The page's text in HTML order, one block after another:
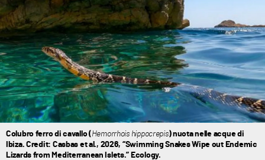
Colubro ferro di cavallo ( Hemorrhois hippocrepis) nuota nelle acque di
Ibiza. Credit: Casbas et al., 2026, “Swimming Snakes Wipe out Endemic
Lizards from Mediterranean Islets.” Ecology.